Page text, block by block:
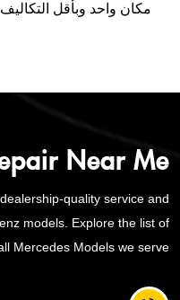
مكان واحد وبأقل
Near Me
quality service and
models. Explore the list of
Mercedes Models we serve.